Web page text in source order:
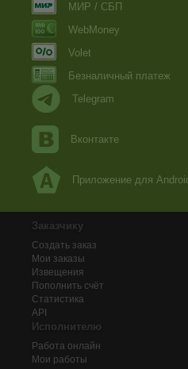
МИР / СБП
WebMoney
Volet
Безналичный платеж
Telegram
Вконтакте
Приложение для
Заказчику
Создать заказ
Мои заказы
Извещения
Пополнить счёт
Статистика
API
Исполнителю
Работа онлайн
Мои работы